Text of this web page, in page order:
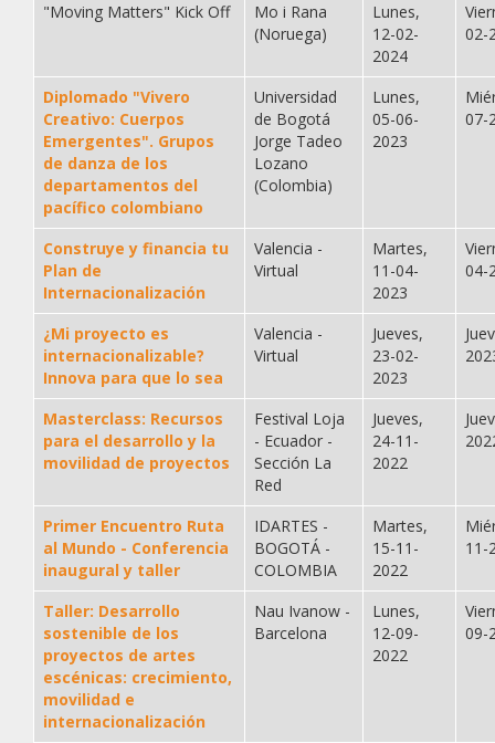
"Moving Matters" Kick Off
Mo i Rana
(Noruega)
Lunes,
12-02-
2024
02-
Diplomado "Vivero
Creativo: Cuerpos
Emergentes". Grupos
de danza de los
departamentos del
pacífico colombiano
Universidad
de Bogotá
Jorge Tadeo
Lozano
(Colombia)
Lunes,
05-06-
2023
07-
Construye y financia tu
Plan de
Internacionalización
Valencia -
Virtual
Martes,
11-04-
2023
04-
¿Mi proyecto es
internacionalizable?
Innova para que lo sea
Valencia -
Virtual
Jueves,
23-02-
2023
Masterclass: Recursos
para el desarrollo y la
movilidad de proyectos
Festival Loja
- Ecuador -
Sección La
Red
Jueves,
24-11-
2022
Primer Encuentro Ruta
al Mundo - Conferencia
inaugural y taller
IDARTES -
BOGOTÁ -
COLOMBIA
Martes,
15-11-
2022
11-
Taller: Desarrollo
sostenible de los
proyectos de artes
escénicas: crecimiento,
movilidad e
internacionalización
Nau Ivanow -
Barcelona
Lunes,
12-09-
2022
09-